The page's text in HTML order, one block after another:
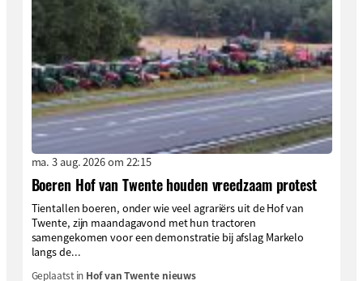
ma. 3 aug. 2026 om 22:15
Boeren Hof van Twente houden vreedzaam protest
Tientallen boeren, onder wie veel agrariërs uit de Hof van
Twente, zijn maandagavond met hun tractoren
samengekomen voor een demonstratie bij afslag Markelo
langs de...
Geplaatst in Hof van Twente nieuws